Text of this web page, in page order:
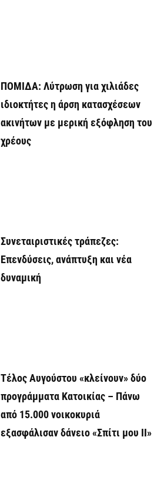
ΠΟΜΙΔΑ: Λύτρωση για χιλιάδες
ιδιοκτήτες η άρση κατασχέσεων
ακινήτων με μερική εξόφληση του
χρέους
Συνεταιριστικές τράπεζες:
Επενδύσεις, ανάπτυξη και νέα
δυναμική
Τέλος Αυγούστου «κλείνουν» δύο
προγράμματα Κατοικίας – Πάνω
από 15.000 νοικοκυριά
εξασφάλισαν δάνειο «Σπίτι μου ΙΙ»